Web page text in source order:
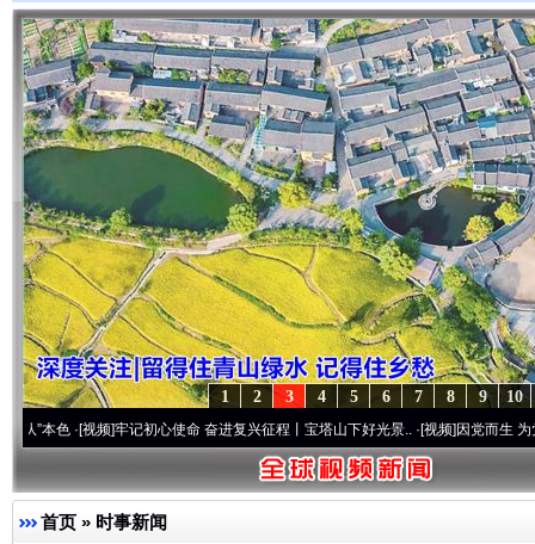
10
9
8
7
6
5
4
3
2
1
视频]牢记初心使命 奋进复兴征程丨宝塔山下好光景..·[视频]因党而生 为党而战——
首页 » 时事新闻